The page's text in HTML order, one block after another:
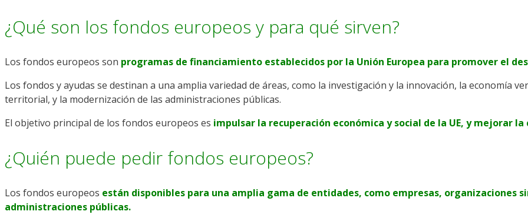
¿Qué son los fondos europeos y para qué sirven?
Los fondos europeos son programas de financiamiento establecidos por la Unión Europea para promover el
Los fondos y ayudas se destinan a una amplia variedad de áreas, como la investigación y la innovación, la economía
territorial, y la modernización de las administraciones públicas.
El objetivo principal de los fondos europeos es impulsar la recuperación económica y social de la UE, y mejorar la
¿Quién puede pedir fondos europeos?
Los fondos europeos están disponibles para una amplia gama de entidades, como empresas, organizaciones
administraciones públicas.